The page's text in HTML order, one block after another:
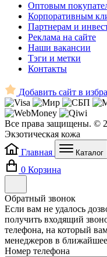
Оптовым
Корпоративным
Партнерам и
Реклама на сайте
Наши вакансии
Тэги и метки
Контакты
Добавить сайт в
Все права защищены. ©
Экзотическая кожа
Главная
Каталог
0 Корзина
Обратный звонок
Если вам не удалось
получить входящий
телефона, на который
менеджеров в
Номер телефона